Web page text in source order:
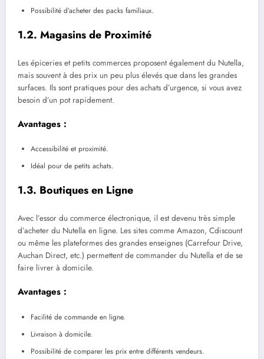
Possibilité d’acheter des packs familiaux.
1.2. Magasins de Proximité
Les épiceries et petits commerces proposent également du Nutella,
mais souvent à des prix un peu plus élevés que dans les grandes
surfaces. Ils sont pratiques pour des achats d’urgence, si vous avez
besoin d’un pot rapidement.
Avantages :
Accessibilité et proximité.
Idéal pour de petits achats.
1.3. Boutiques en Ligne
Avec l’essor du commerce électronique, il est devenu très simple
d’acheter du Nutella en ligne. Les sites comme Amazon, Cdiscount
ou même les plateformes des grandes enseignes (Carrefour Drive,
Auchan Direct, etc.) permettent de commander du Nutella et de se
faire livrer à domicile.
Avantages :
Facilité de commande en ligne.
Livraison à domicile.
Possibilité de comparer les prix entre différents vendeurs.